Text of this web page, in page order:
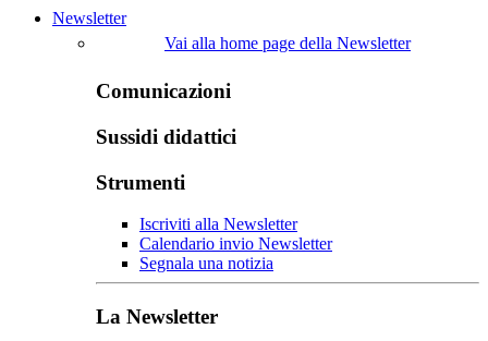
Newsletter
Vai alla home page della Newsletter
Comunicazioni
Sussidi didattici
Strumenti
Iscriviti alla Newsletter
Calendario invio Newsletter
Segnala una notizia
La Newsletter